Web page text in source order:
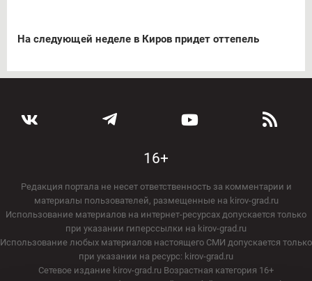
На следующей неделе в Киров придет оттепель
16+
Редакция портала не несет ответственность за комментарии и
материалы пользователей, размещенные на kirov-grad.ru
Использование материалов на интернет-ресурсах допускается только
при указании гиперссылки на kirov-grad.ru
Использование любых материалов настоящего СМИ допускается только
при указании на ресурс: kirov-grad.ru
Сетевое издание kirov-grad.ru Возрастная категория 16+